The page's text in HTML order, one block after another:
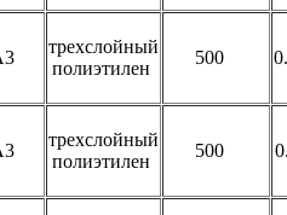
трехслойный
полиэтилен
500
трехслойный
полиэтилен
500